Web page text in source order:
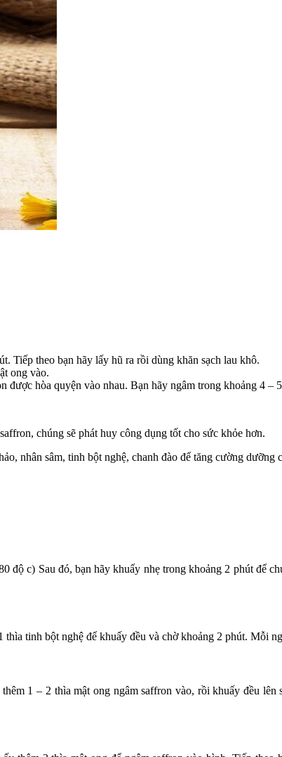
Tiếp theo bạn hãy lấy hũ ra rồi dùng khăn sạch lau khô.
ong vào.
hòa quyện vào nhau. Bạn hãy ngâm trong khoảng 4 –
chúng sẽ phát huy công dụng tốt cho sức khỏe hơn.
nhân sâm, tinh bột nghệ, chanh đào để tăng cường dưỡng
độ c) Sau đó, bạn hãy khuấy nhẹ trong khoảng 2 phút để
tinh bột nghệ để khuấy đều và chờ khoảng 2 phút. Mỗi
1 – 2 thìa mật ong ngâm saffron vào, rồi khuấy đều